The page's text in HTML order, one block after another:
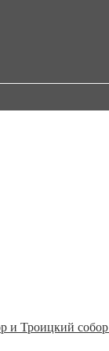
и Троицкий собор